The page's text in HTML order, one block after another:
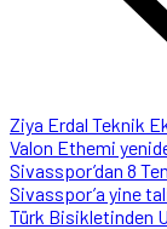
Ziya Erdal Teknik
Valon Ethemi
Sivasspor’dan 8
Sivasspor’a yine
Türk Bisikletinden